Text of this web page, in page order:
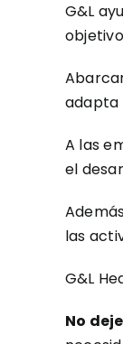
G&L
adapta
A las
el
las
G&L
No